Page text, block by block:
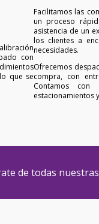
con
que se
Facilitamos las
un proceso
asistencia de un
los clientes a
necesidades.
Ofrecemos
compra, con
Contamos
estacionamientos
de todas